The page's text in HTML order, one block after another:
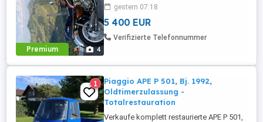
Premium 4
gestern 07:18
5 400 EUR
Verifizierte Telefonnummer
1
Piaggio APE P 501, Bj. 1992,
Oldtimerzulassung -
Totalrestauration
Verkaufe komplett restaurierte APE P 501,